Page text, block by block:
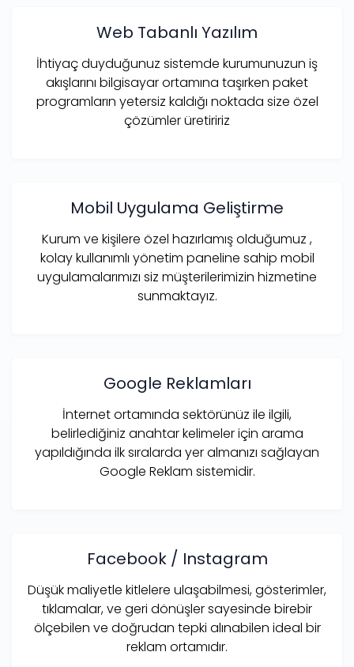
Web Tabanlı Yazılım
İhtiyaç duyduğunuz sistemde kurumunuzun iş
akışlarını bilgisayar ortamına taşırken paket
programların yetersiz kaldığı noktada size özel
çözümler üretiririz
Mobil Uygulama Geliştirme
Kurum ve kişilere özel hazırlamış olduğumuz ,
kolay kullanımlı yönetim paneline sahip mobil
uygulamalarımızı siz müşterilerimizin hizmetine
sunmaktayız.
Google Reklamları
İnternet ortamında sektörünüz ile ilgili,
belirlediğiniz anahtar kelimeler için arama
yapıldığında ilk sıralarda yer almanızı sağlayan
Google Reklam sistemidir.
Facebook / Instagram
Düşük maliyetle kitlelere ulaşabilmesi, gösterimler,
tıklamalar, ve geri dönüşler sayesinde birebir
ölçebilen ve doğrudan tepki alınabilen ideal bir
reklam ortamıdır.